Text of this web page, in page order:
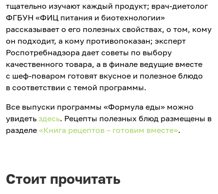
тщательно изучают каждый продукт; врач-диетолог
ФГБУН «ФИЦ питания и биотехнологии»
рассказывает о его полезных свойствах, о том, кому
он подходит, а кому противопоказан; эксперт
Роспотребнадзора дает советы по выбору
качественного товара, а в финале ведущие вместе
с шеф-поваром готовят вкусное и полезное блюдо
в соответствии с темой программы.
Все выпуски программы «Формула еды» можно
увидеть здесь. Рецепты полезных блюд размещены в
разделе «Книга рецептов – готовим вместе».
Стоит прочитать